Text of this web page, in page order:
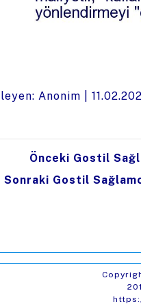
Anonim |
Önceki Gostil
Sonraki Gostil